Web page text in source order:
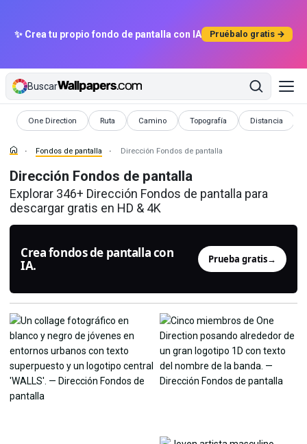
✨ Crea tu propio fondo de pantalla con IA Pruébalo gratis →
Buscar
One Direction
Fondos de pantalla Ruta
Fondos de pantalla
Camino
Fondos de pantallaTopografía
Fondos de pantallaDistancia
Fondos de
Fondos de pantalla Dirección Fondos de pantalla
Dirección Fondos de pantalla
Explorar 346+ Dirección Fondos de pantalla para
descargar gratis en HD & 4K
Crea fondos de pantalla con
IA.
Prueba gratis→